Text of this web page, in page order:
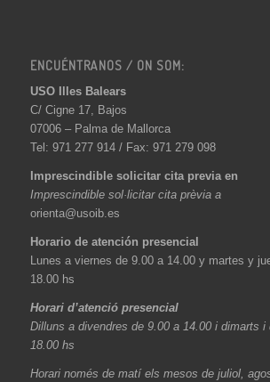
ENCUÉNTRANOS / ON SOM:
USO Illes Balears
C/ Cigne 17, Bajos
07006 – Palma de Mallorca
Tel: 971 277 914 / Fax: 971 279 098
Imprescindible solicitar cita previa en
Imprescindible sol·licitar cita prèvia a
orienta@usoib.es
Horario de atención presencial
Lunes a viernes de 9.00 a 14.00 y martes y
18.00 hs
Horari d’atenció presencial
Dilluns a divendres de 9.00 a 14.00 i dimarts i
18.00 hs
Horari només de matí els mesos de juliol,